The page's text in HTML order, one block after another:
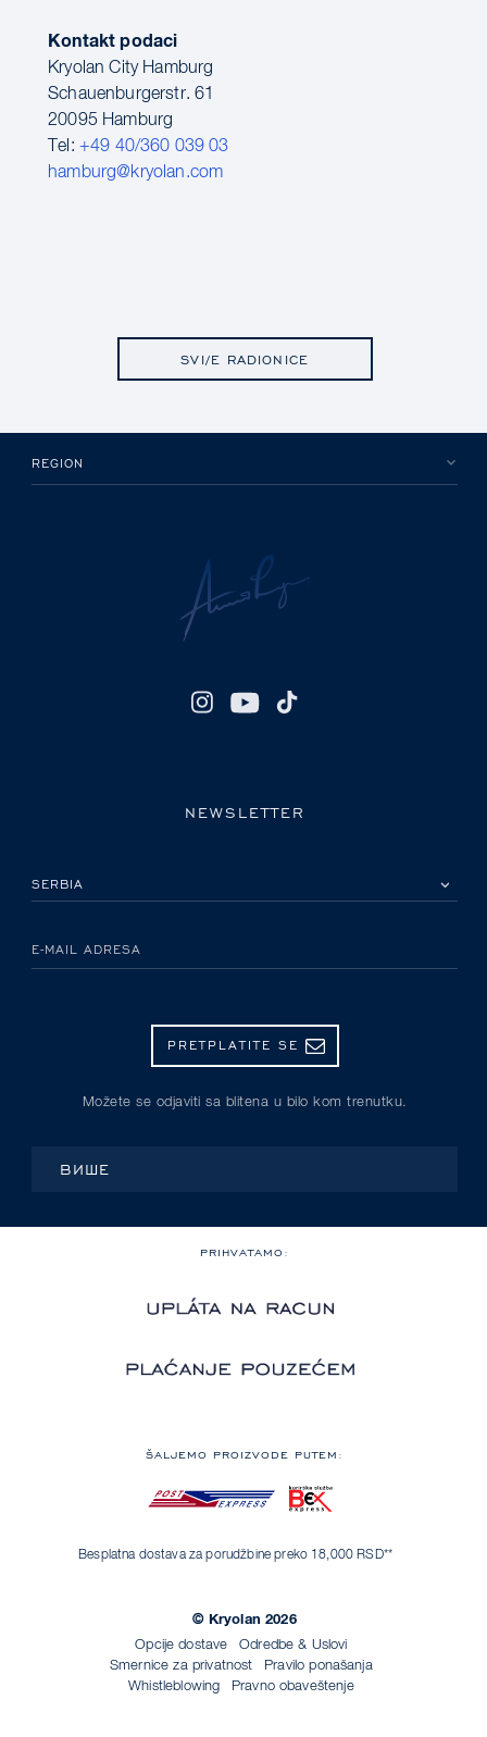
Kontakt podaci
Kryolan City Hamburg
Schauenburgerstr. 61
20095 Hamburg
Tel: +49 40/360 039 03
hamburg@kryolan.com
SVI/E RADIONICE
REGION
NEWSLETTER
E-MAIL ADRESA
PRETPLATITE SE
Možete se odjaviti sa blitena u bilo kom trenutku.
ВИШЕ
PRIHVATAMO:
ŠALJEMO PROIZVODE PUTEM:
Besplatna dostava za porudžbine preko 18,000 RSD**
© Kryolan 2026
Opcije dostave
Odredbe & Uslovi
Smernice za privatnost
Pravilo ponašanja
Whistleblowing
Pravno obaveštenje